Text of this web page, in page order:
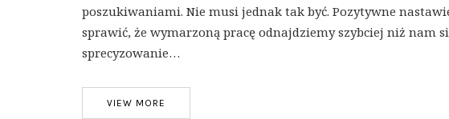
poszukiwaniami. Nie musi jednak tak być. Pozytywne
sprawić, że wymarzoną pracę odnajdziemy szybciej niż nam
sprecyzowanie…
VIEW MORE